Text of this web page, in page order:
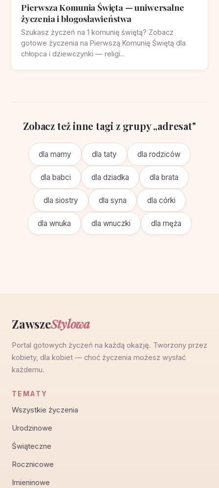
Pierwsza Komunia Święta — uniwersalne
życzenia i błogosławieństwa
Szukasz życzeń na 1 komunię świętą? Zobacz
gotowe życzenia na Pierwszą Komunię Świętą dla
chłopca i dziewczynki — religi...
Zobacz też inne tagi z grupy „adresat"
dla mamy dla taty dla rodziców
dla babci dla dziadka dla brata
dla siostry dla syna dla córki
dla wnuka dla wnuczki dla męża
ZawszeStylowa
Portal gotowych życzeń na każdą okazję. Tworzony przez
kobiety, dla kobiet — choć życzenia możesz wysłać
każdemu.
TEMATY
Wszystkie życzenia
Urodzinowe
Świąteczne
Rocznicowe
Imieninowe